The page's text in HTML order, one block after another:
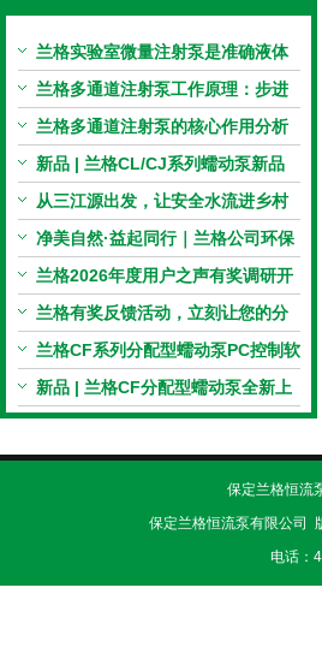
兰格实验室微量注射泵是准确液体
输送的科学工具
兰格多通道注射泵工作原理：步进
电机与机械传动的协同
兰格多通道注射泵的核心作用分析
新品 | 兰格CL/CJ系列蠕动泵新品
上市，小巧机身，大有可为！
从三江源出发，让安全水流进乡村
校园 | 兰格×吾水高原公益行
净美自然·益起同行｜兰格公司环保
捡拾公益活动圆满举行
兰格2026年度用户之声有奖调研开
启，京东E卡免费送！
兰格有奖反馈活动，立刻让您的分
享变成惊喜！
兰格CF系列分配型蠕动泵PC控制软
件免费版发布！即日起，通过即可
下载！
新品 | 兰格CF分配型蠕动泵全新上
市，智控每一滴！
保定兰格恒流
保定兰格恒流泵有限公司
电话：